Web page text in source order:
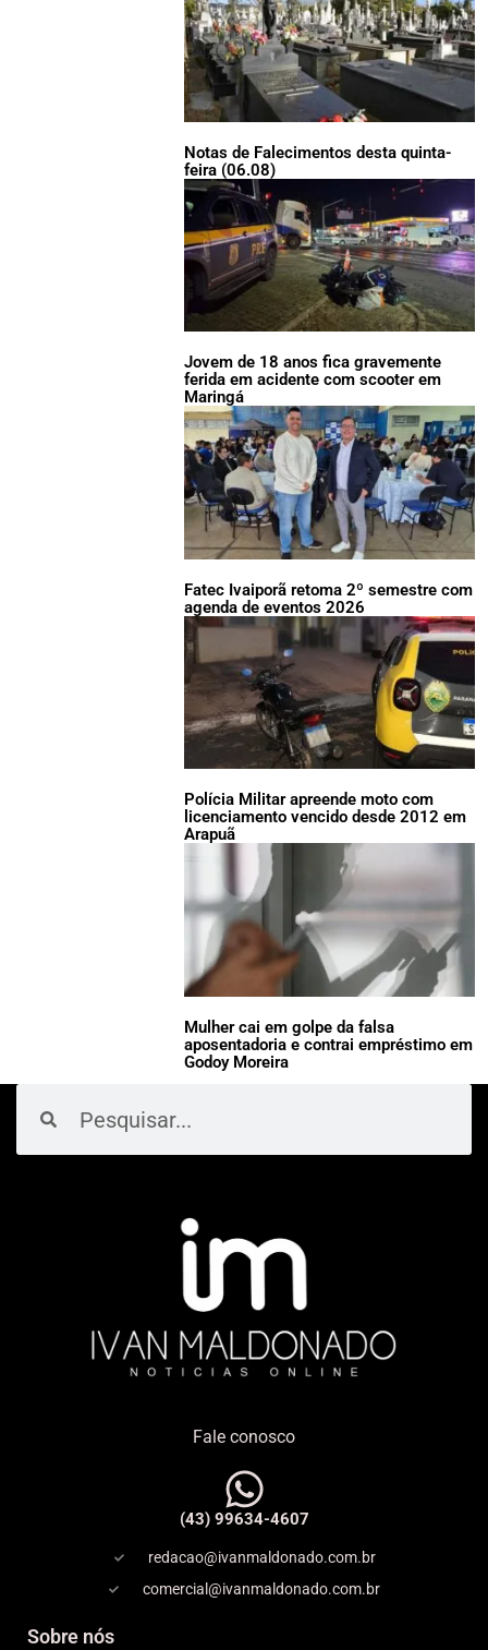
Notas de Falecimentos desta quinta-
feira (06.08)
Jovem de 18 anos fica gravemente
ferida em acidente com scooter em
Maringá
Fatec Ivaiporã retoma 2º semestre com
agenda de eventos 2026
Polícia Militar apreende moto com
licenciamento vencido desde 2012 em
Arapuã
Mulher cai em golpe da falsa
aposentadoria e contrai empréstimo em
Godoy Moreira
Fale conosco
(43) 99634-4607
redacao@ivanmaldonado.com.br
comercial@ivanmaldonado.com.br
Sobre nós